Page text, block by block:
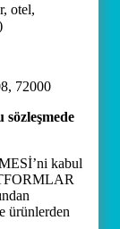
otel,
72000
kabul
ürünlerden